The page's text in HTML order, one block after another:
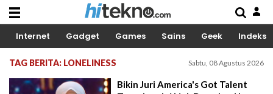
Internet Gadget Games Sains Geek Indeks
TAG BERITA: LONELINESS Sabtu, 08 Agustus 2026
Bikin Juri America's Got Talent